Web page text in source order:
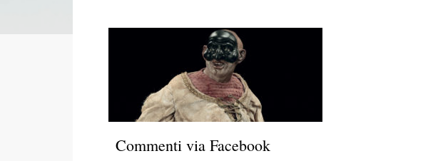
Commenti via Facebook